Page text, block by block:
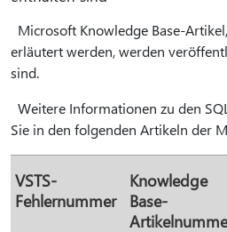
Microsoft Knowledge Base-
erläutert werden, werden
sind.
Weitere Informationen zu den
Sie in den folgenden Artikeln der
VSTS-
Fehlernummer
Knowledge
Base-